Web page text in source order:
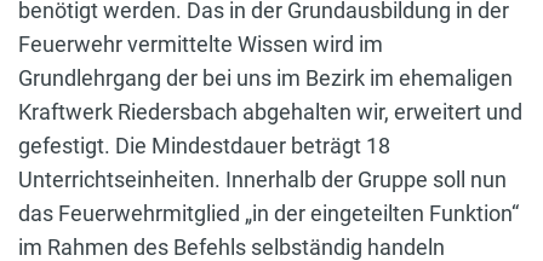
benötigt werden. Das in der Grundausbildung in der
Feuerwehr vermittelte Wissen wird im
Grundlehrgang der bei uns im Bezirk im ehemaligen
Kraftwerk Riedersbach abgehalten wir, erweitert und
gefestigt. Die Mindestdauer beträgt 18
Unterrichtseinheiten. Innerhalb der Gruppe soll nun
das Feuerwehrmitglied „in der eingeteilten Funktion“
im Rahmen des Befehls selbständig handeln